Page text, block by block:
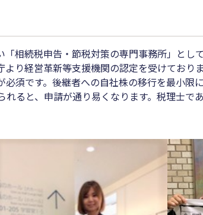
相続税申告・節税対策の専門事務所」とし
り経営革新等支援機関の認定を受けており
須です。後継者への自社株の移行を最小限
ると、申請が通り易くなります。税理士で